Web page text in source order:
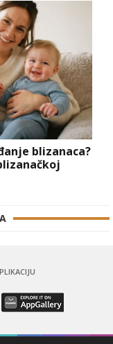
blizanaca?